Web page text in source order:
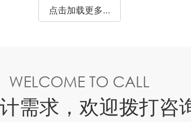
点击加载更多...
WELCOME TO CALL
需求，欢迎拨打咨